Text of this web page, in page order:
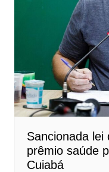
Sancionada lei
prêmio saúde
Cuiabá